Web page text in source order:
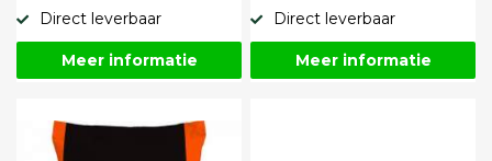
Direct leverbaar
Meer informatie
Direct leverbaar
Meer informatie